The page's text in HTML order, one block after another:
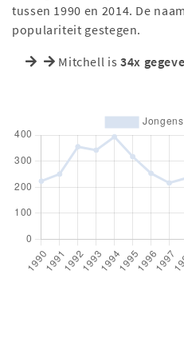
tussen 1990 en 2014. De
populariteit gestegen.
Mitchell is 34x